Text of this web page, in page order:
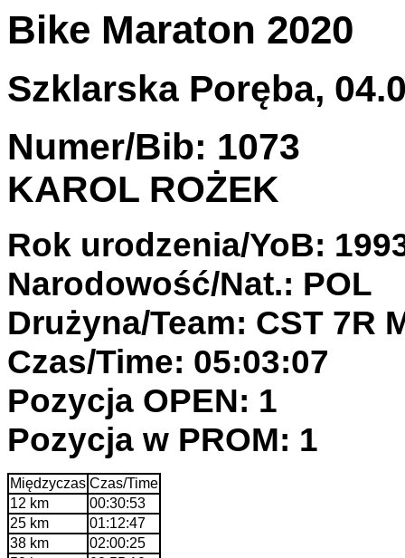
Bike Maraton 2020
Szklarska Poręba,
Numer/Bib: 1073
KAROL ROŻEK
Rok urodzenia/YoB:
Narodowość/Nat.: POL
Drużyna/Team: CST 7R
Czas/Time: 05:03:07
Pozycja OPEN: 1
Pozycja w PROM: 1
Międzyczas Czas/Time
12 km
00:30:53
25 km
01:12:47
38 km
02:00:25